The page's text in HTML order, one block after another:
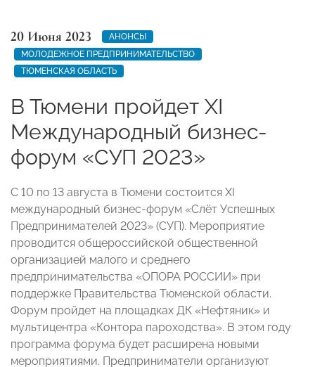
20 Июня 2023
АНОНСЫ
МОЛОДЕЖНОЕ ПРЕДПРИНИМАТЕЛЬСТВО
ТЮМЕНСКАЯ ОБЛАСТЬ
В Тюмени пройдет XI
Международный бизнес-
форум «СУП 2023»
С 10 по 13 августа в Тюмени состоится XI
международный бизнес-форум «Слёт Успешных
Предпринимателей 2023» (СУП). Мероприятие
проводится общероссийской общественной
организацией малого и среднего
предпринимательства «ОПОРА РОССИИ» при
поддержке Правительства Тюменской области.
Форум пройдет на площадках ДК «Нефтяник» и
мультицентра «Контора пароходства». В этом году
программа форума будет расширена новыми
мероприятиями. Предприниматели организуют